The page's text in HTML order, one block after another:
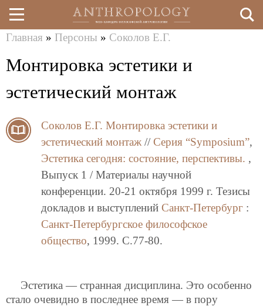
Перейти
к
основному
здесь
Главная » Персоны » Соколов Е.Г.
Монтировка эстетики и
эстетический монтаж
Соколов Е.Г. Монтировка эстетики и
эстетический монтаж // Серия “Symposium”,
Эстетика сегодня: состояние, перспективы. ,
Выпуск 1 / Материалы научной
конференции. 20-21 октября 1999 г. Тезисы
докладов и выступлений Санкт-Петербург :
Санкт-Петербургское философское
общество, 1999. C.77-80.
Эстетика — странная дисциплина. Это особенно
стало очевидно в последнее время — в пору